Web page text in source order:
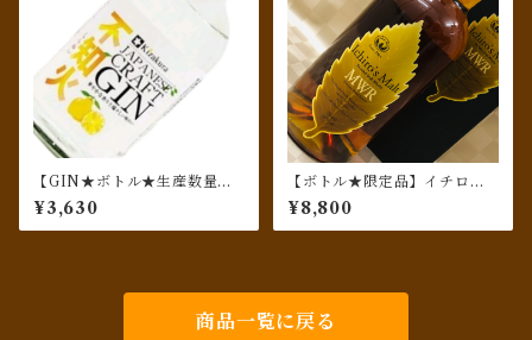
【GIN★ボトル★生産数量限
定品】黄桜 ジャパニーズクラ
フトジン不知火
¥3,630
【ボトル★限定品】イチロー
ズモルト ミズナラウッドリザ
ーブ（MWR）
¥8,800
商品一覧に戻る